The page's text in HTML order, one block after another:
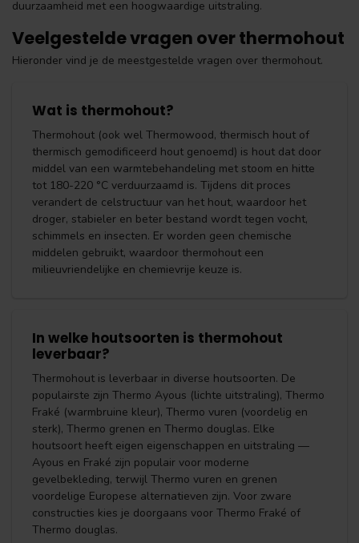
duurzaamheid met een hoogwaardige uitstraling.
Veelgestelde vragen over thermohout
Hieronder vind je de meestgestelde vragen over thermohout.
Wat is thermohout?
Thermohout (ook wel Thermowood, thermisch hout of
thermisch gemodificeerd hout genoemd) is hout dat door
middel van een warmtebehandeling met stoom en hitte
tot 180-220 °C verduurzaamd is. Tijdens dit proces
verandert de celstructuur van het hout, waardoor het
droger, stabieler en beter bestand wordt tegen vocht,
schimmels en insecten. Er worden geen chemische
middelen gebruikt, waardoor thermohout een
milieuvriendelijke en chemievrije keuze is.
In welke houtsoorten is thermohout
leverbaar?
Thermohout is leverbaar in diverse houtsoorten. De
populairste zijn Thermo Ayous (lichte uitstraling), Thermo
Fraké (warmbruine kleur), Thermo vuren (voordelig en
sterk), Thermo grenen en Thermo douglas. Elke
houtsoort heeft eigen eigenschappen en uitstraling —
Ayous en Fraké zijn populair voor moderne
gevelbekleding, terwijl Thermo vuren en grenen
voordelige Europese alternatieven zijn. Voor zware
constructies kies je doorgaans voor Thermo Fraké of
Thermo douglas.